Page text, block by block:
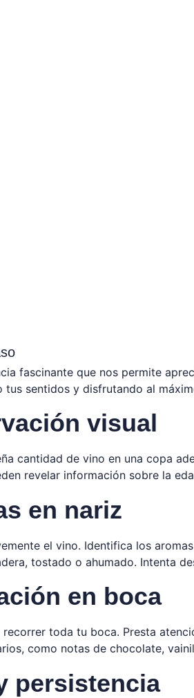
fascinante que nos permite
sentidos y disfrutando al
visual
cantidad de vino en una copa
revelar información sobre la
en nariz
el vino. Identifica los
tostado o ahumado. Intenta
en boca
toda tu boca. Presta
como notas de chocolate,
persistencia